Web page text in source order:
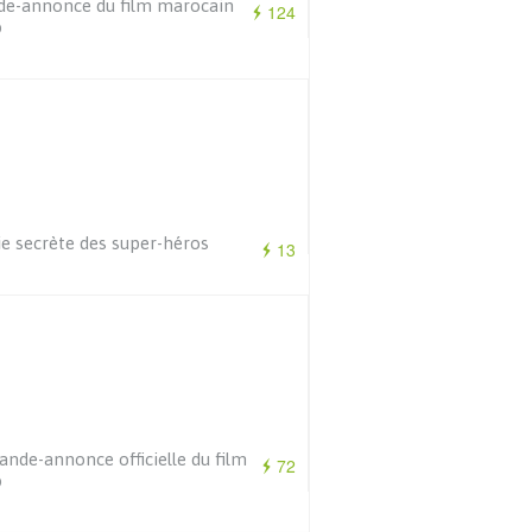
124
annonce du film marocain
13
secrète des super-héros
72
annonce officielle du film